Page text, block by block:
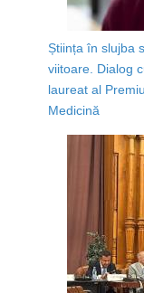
Știința în slujba
viitoare. Dialog
laureat al
Medicină